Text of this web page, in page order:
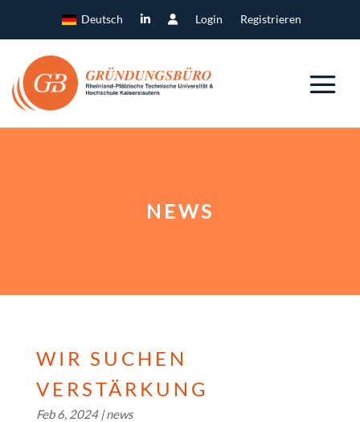
Deutsch Login Registrieren
NEWS
WIR SUCHEN
VERSTÄRKUNG
Feb 6, 2024|news